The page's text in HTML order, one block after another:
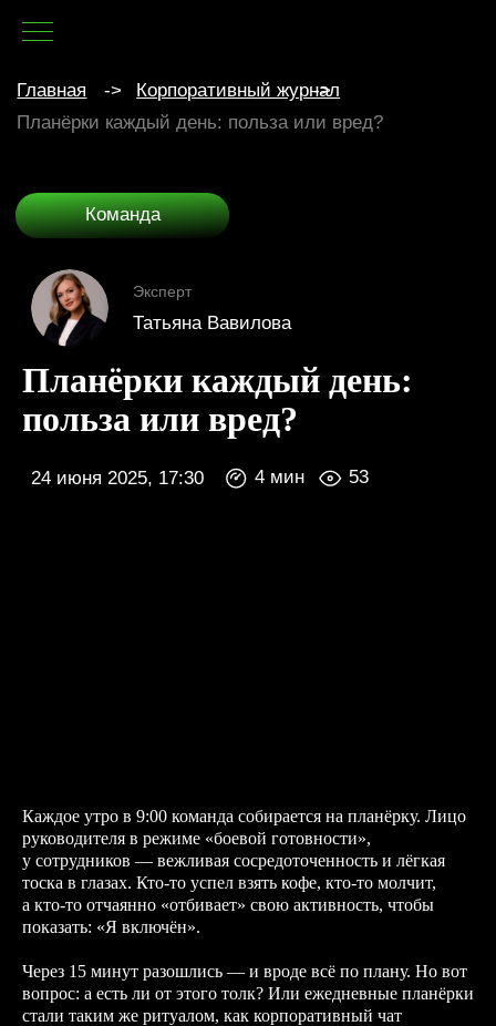
Планёрки каждый день: польза или вред?
Эксперт
Татьяна Вавилова
Планёрки каждый день:
польза или вред?
24 июня 2025, 17:30
Каждое утро в 9:00 команда собирается на планёрку. Лицо
руководителя в режиме «боевой готовности»,
у сотрудников — вежливая сосредоточенность и лёгкая
тоска в глазах. Кто-то успел взять кофе, кто-то молчит,
а кто-то отчаянно «отбивает» свою активность, чтобы
показать: «Я включён».
Через 15 минут разошлись — и вроде всё по плану. Но вот
вопрос: а есть ли от этого толк? Или ежедневные планёрки
стали таким же ритуалом, как корпоративный чат